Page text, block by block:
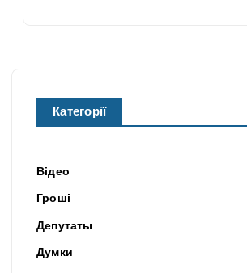
Категорії
Відео
Гроші
Депутаты
Думки